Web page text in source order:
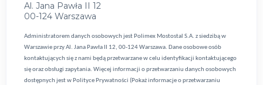
Al. Jana Pawła II 12
00-124 Warszawa
Administratorem danych osobowych jest Polimex Mostostal S.A. z siedzibą w
Warszawie przy Al. Jana Pawła II 12, 00-124 Warszawa. Dane osobowe osób
kontaktujących się z nami będą przetwarzane w celu identyfikacji kontaktującego
się oraz obsługi zapytania. Więcej informacji o przetwarzaniu danych osobowych
dostępnych jest w Polityce Prywatności (Pokaż informacje o przetwarzaniu